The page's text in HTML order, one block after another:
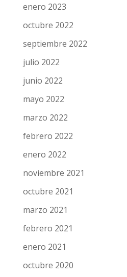
enero 2023
octubre 2022
septiembre 2022
julio 2022
junio 2022
mayo 2022
marzo 2022
febrero 2022
enero 2022
noviembre 2021
octubre 2021
marzo 2021
febrero 2021
enero 2021
octubre 2020